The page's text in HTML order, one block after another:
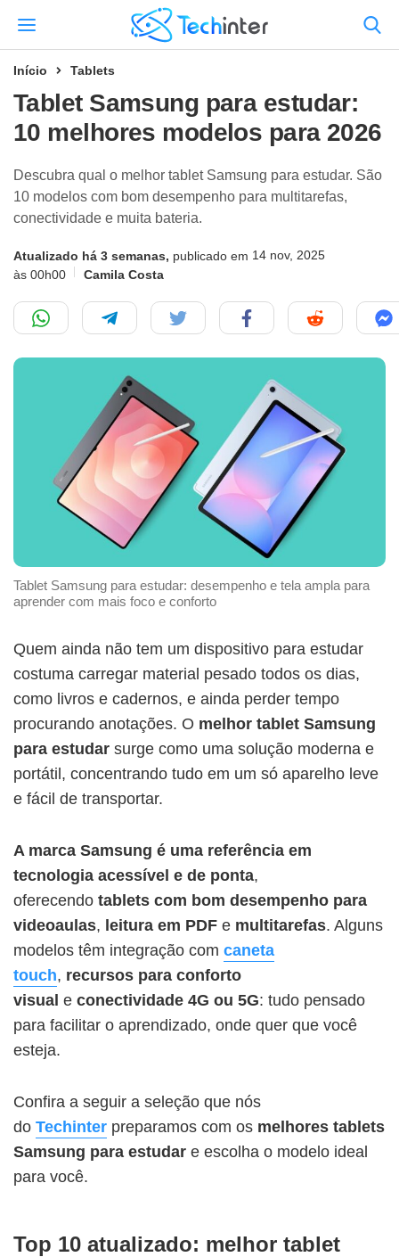
Início Tablets
Tablet Samsung para estudar:
10 melhores modelos para 2026
Descubra qual o melhor tablet Samsung para estudar. São
10 modelos com bom desempenho para multitarefas,
conectividade e muita bateria.
Atualizado há 3 semanas, publicado em 14 nov, 2025
às 00h00
Camila Costa
Tablet Samsung para estudar: desempenho e tela ampla para
aprender com mais foco e conforto
Quem ainda não tem um dispositivo para estudar
costuma carregar material pesado todos os dias,
como livros e cadernos, e ainda perder tempo
procurando anotações. O melhor tablet Samsung
para estudar surge como uma solução moderna e
portátil, concentrando tudo em um só aparelho leve
e fácil de transportar.
A marca Samsung é uma referência em
tecnologia acessível e de ponta,
oferecendo tablets com bom desempenho para
videoaulas, leitura em PDF e multitarefas. Alguns
modelos têm integração com caneta
touch, recursos para conforto
visual e conectividade 4G ou 5G: tudo pensado
para facilitar o aprendizado, onde quer que você
esteja.
Confira a seguir a seleção que nós
do Techinter preparamos com os melhores tablets
Samsung para estudar e escolha o modelo ideal
para você.
Top 10 atualizado: melhor tablet